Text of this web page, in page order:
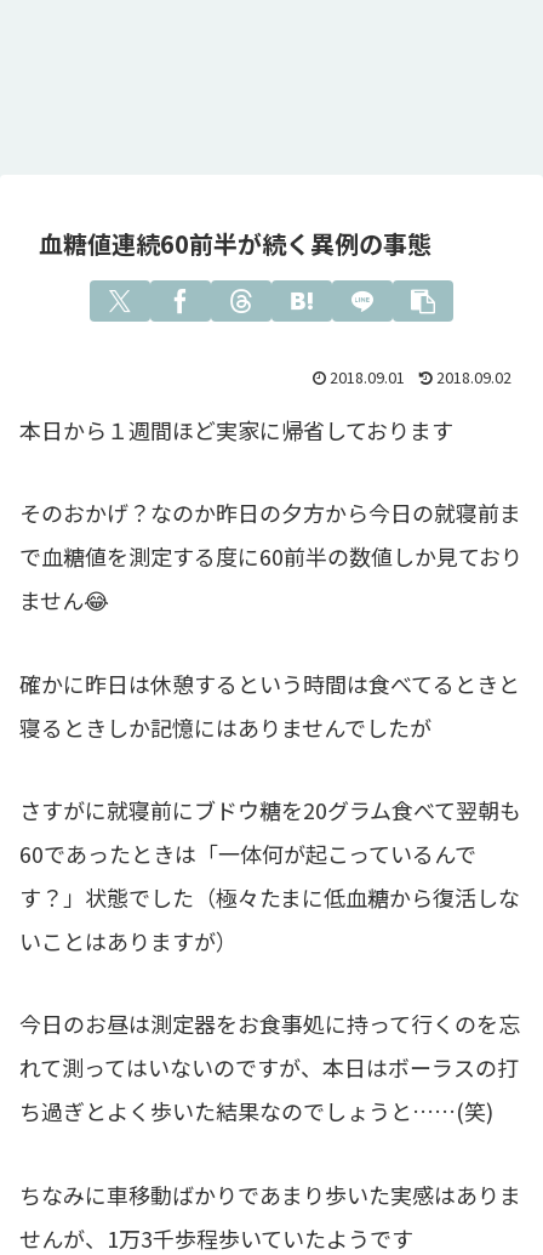
血糖値連続60前半が続く異例の事態
2018.09.01 2018.09.02
本日から１週間ほど実家に帰省しております
そのおかげ？なのか昨日の夕方から今日の就寝前ま
で血糖値を測定する度に60前半の数値しか見ており
ません😂
確かに昨日は休憩するという時間は食べてるときと
寝るときしか記憶にはありませんでしたが
さすがに就寝前にブドウ糖を20グラム食べて翌朝も
60であったときは「一体何が起こっているんで
す？」状態でした（極々たまに低血糖から復活しな
いことはありますが）
今日のお昼は測定器をお食事処に持って行くのを忘
れて測ってはいないのですが、本日はボーラスの打
ち過ぎとよく歩いた結果なのでしょうと……(笑)
ちなみに車移動ばかりであまり歩いた実感はありま
せんが、1万3千歩程歩いていたようです